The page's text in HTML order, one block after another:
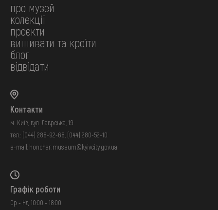
про музей
колекції
проєкти
вишивати та кроїти
блог
відвідати
Контакти
м. Київ, вул. Лаврська, 19
тел.: (044) 288-92-68 (044) 280-52-10
e-mail: honchar.museum@kyivcity.gov.ua
Графік роботи
Ср - Нд: 10:00 - 18:00